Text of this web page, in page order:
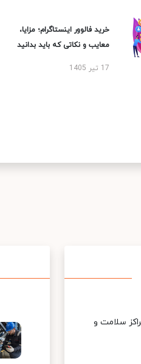
خرید فالوور اینستاگرام؛ مزایا،
معایب و نکاتی که باید بدانید
17 تیر 1405
سلامت و